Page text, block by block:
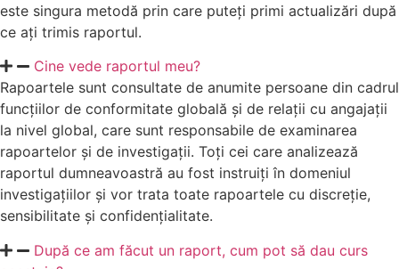
este singura metodă prin care puteți primi actualizări după
ce ați trimis raportul.
Cine vede raportul meu?
Rapoartele sunt consultate de anumite persoane din cadrul
funcțiilor de conformitate globală și de relații cu angajații
la nivel global, care sunt responsabile de examinarea
rapoartelor și de investigații. Toți cei care analizează
raportul dumneavoastră au fost instruiți în domeniul
investigațiilor și vor trata toate rapoartele cu discreție,
sensibilitate și confidențialitate.
După ce am făcut un raport, cum pot să dau curs